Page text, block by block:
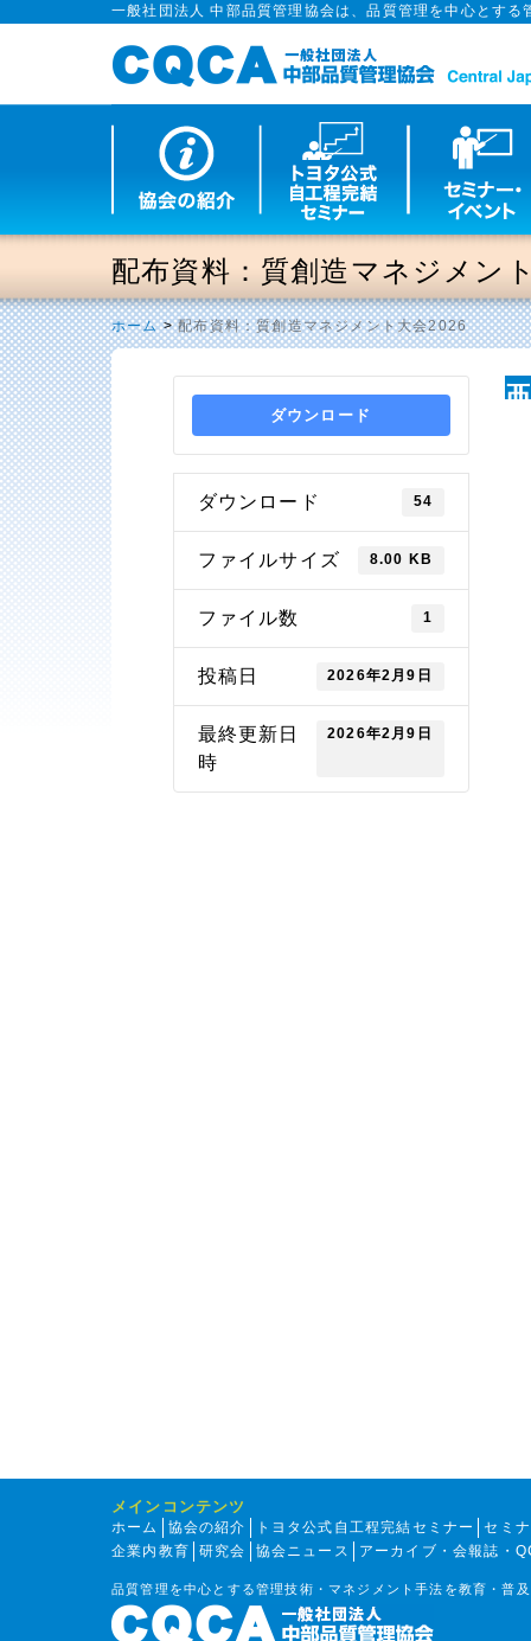
一般社団法人 中部品質管理協会は、品質管理を中心とす
配布資料：質創造マネジメン
ホーム>配布資料：質創造マネジメント大会2026
ダウンロード
ダウンロード 54
ファイルサイズ 8.00 KB
ファイル数 1
投稿日 2026年2月9日
最終更新日
時
2026年2月9日
メインコンテンツ
ホーム 協会の紹介 トヨタ公式自工程完結セミナー
セミ
企業内教育
研究会 協会ニュース アーカイブ・会報誌・
品質管理を中心とする管理技術・マネジメント手法を教育・普